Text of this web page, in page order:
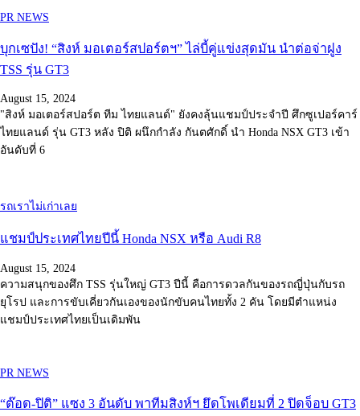
PR NEWS
บุกเซปัง! “สิงห์ มอเตอร์สปอร์ตฯ” ไล่บี้คู่แข่งสุดมัน นำต่อจ่าฝูง
TSS รุ่น GT3
August 15, 2024
"สิงห์ มอเตอร์สปอร์ต ทีม ไทยแลนด์" ยังคงลุ้นแชมป์ประจำปี ศึกซูเปอร์คาร์
ไทยแลนด์ รุ่น GT3 หลัง ปิติ ผนึกกำลัง กันตศักดิ์ นำ Honda NSX GT3 เข้า
อันดับที่ 6
รถเราไม่เก่าเลย
แชมป์ประเทศไทยปีนี้ Honda NSX หรือ Audi R8
August 15, 2024
ความสนุกของศึก TSS รุ่นใหญ่ GT3 ปีนี้ คือการดวลกันของรถญี่ปุ่นกับรถ
ยุโรป และการขับเคี่ยวกันเองของนักขับคนไทยทั้ง 2 คัน โดยมีตำแหน่ง
แชมป์ประเทศไทยเป็นเดิมพัน
PR NEWS
“ต๊อด-ปิติ” แซง 3 อันดับ พาทีมสิงห์ฯ ยึดโพเดียมที่ 2 ปิดจ็อบ GT3